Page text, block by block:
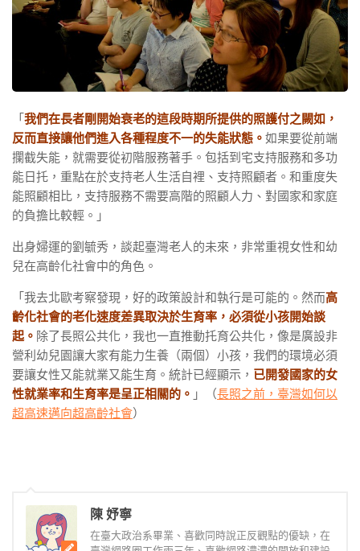
「 我們在長者剛開始衰老的這段時期所提供的照護付之闕如，
反而直接讓他們進入各種程度不一的失能狀態。 如果要從前端
攔截失能，就需要從初階服務著手。包括到宅支持服務和多功
能日托，重點在於支持老人生活自裡、支持照顧者。和重度失
能照顧相比，支持服務不需要高階的照顧人力、對國家和家庭
的負擔比較輕。」
出身婦運的劉毓秀，談起臺灣老人的未來，非常重視女性和幼
兒在高齡化社會中的角色。
「我去北歐考察發現，好的政策設計和執行是可能的。然而高
齡化社會的老化速度差異取決於生育率，必須從小孩開始談
起。 除了長照公共化，我也一直推動托育公共化，像是廣設非
營利幼兒園讓大家有能力生養（兩個）小孩，我們的環境必須
要讓女性又能就業又能生育。統計已經顯示， 已開發國家的女
性就業率和生育率是呈正相關的。 」（長照之前，臺灣如何以
超高速邁向超高齡社會）
陳 妤寧
在臺大政治系畢業、喜歡同時說正反觀點的優缺，在